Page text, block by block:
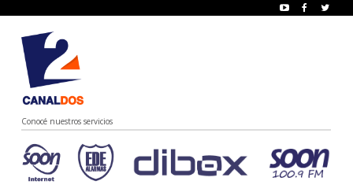
Conocé nuestros servicios